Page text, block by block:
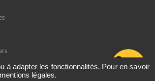
à adapter les fonctionnalités. Pour en savoir
légales.